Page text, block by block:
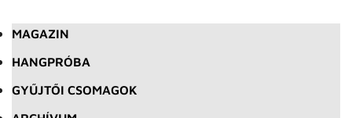
MAGAZIN
HANGPRÓBA
GYŰJTŐI CSOMAGOK